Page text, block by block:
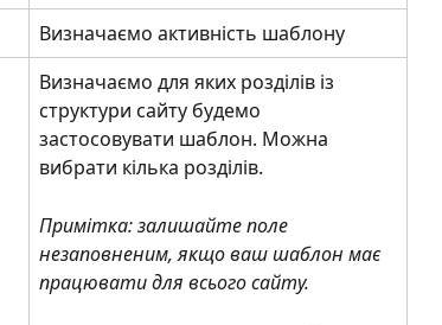
Визначаємо активність шаблону
Визначаємо для яких розділів із
структури сайту будемо
застосовувати шаблон. Можна
вибрати кілька розділів.
Примітка: залишайте поле
незаповненим, якщо ваш шаблон має
працювати для всього сайту.